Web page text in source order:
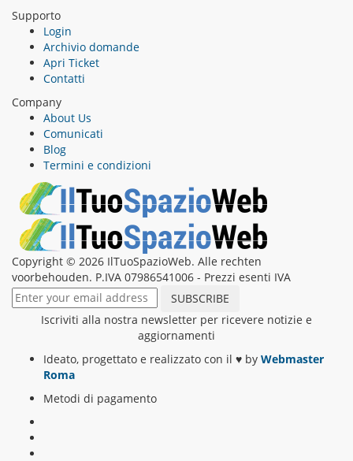
Supporto
Login
Archivio domande
Apri Ticket
Contatti
Company
About Us
Comunicati
Blog
Termini e condizioni
Copyright © 2026 IlTuoSpazioWeb. Alle rechten
voorbehouden. P.IVA 07986541006 - Prezzi esenti IVA
Iscriviti alla nostra newsletter per ricevere notizie e
aggiornamenti
Ideato, progettato e realizzato con il ♥ by Webmaster
Roma
Metodi di pagamento